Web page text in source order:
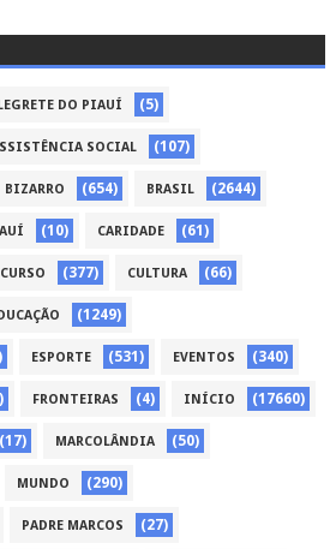
DO PIAUÍ (5)
SOCIAL (107)
BIZARRO (654) BRASIL (2644)
(10) CARIDADE (61)
(377) CULTURA (66)
(1249)
ESPORTE (531) EVENTOS (340)
FRONTEIRAS (4) INÍCIO (17660)
(17) MARCOLÂNDIA (50)
MUNDO (290)
PADRE MARCOS (27)